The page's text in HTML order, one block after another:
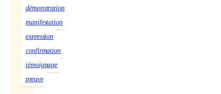
démonstration
manifestation
expression
confirmation
témoignage
preuve